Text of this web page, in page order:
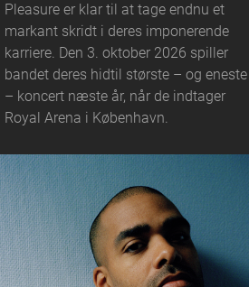
Pleasure er klar til at tage endnu et
markant skridt i deres imponerende
karriere. Den 3. oktober 2026 spiller
bandet deres hidtil største – og eneste
– koncert næste år, når de indtager
Royal Arena i København.